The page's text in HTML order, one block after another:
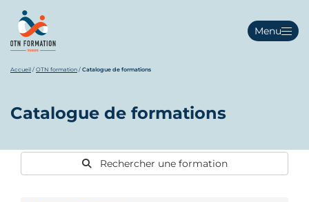
Menu
Accueil / OTN formation / Catalogue de formations
Catalogue de formations
Rechercher une formation